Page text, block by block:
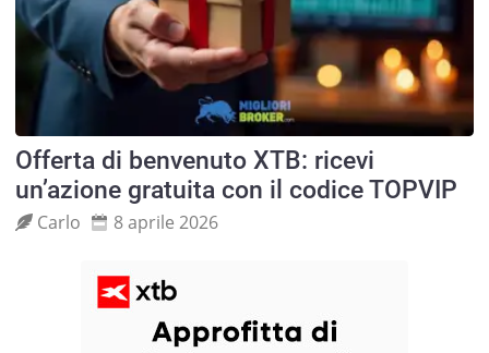
Offerta di benvenuto XTB: ricevi
un’azione gratuita con il codice TOPVIP
Carlo 8 aprile 2026